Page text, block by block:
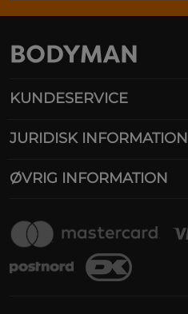
KUNDESERVICE
JURIDISK INFORMATION
ØVRIG INFORMATION